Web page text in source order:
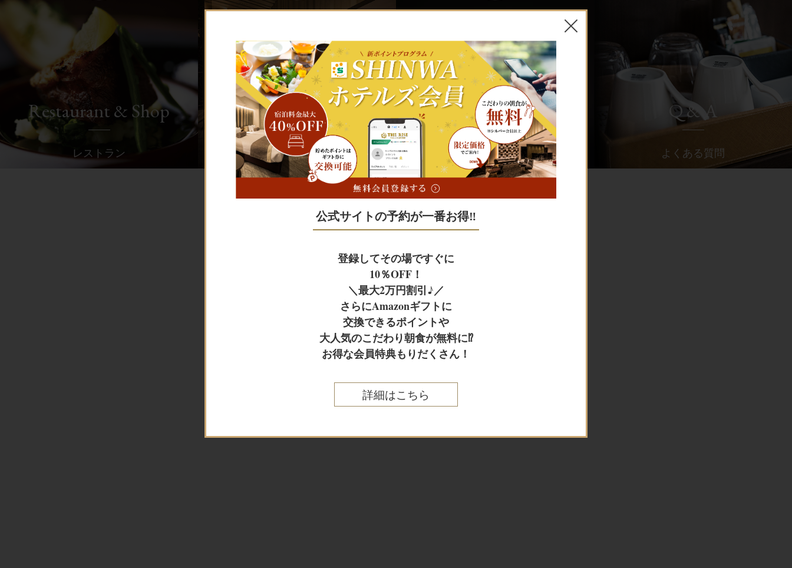
Restaurant & Shop
レストラン
Facility
施設案内
Access
アクセス
Q & A
よくある質問
Facebook
フェイスブック
宿泊予約
宿泊予約
JR+宿泊
レンタカー+宿泊
航空券＋宿泊
公式サイトの予約が一番お得‼
登録してその場ですぐに
10％OFF！
＼最大2万円割引♪／
さらにAmazonギフトに
交換できるポイントや
大人気のこだわり朝食が無料に⁉
お得な会員特典もりだくさん！
詳細はこちら